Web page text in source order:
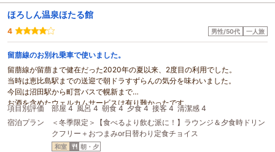
ほろしん温泉ほたる館
4 男性/50代 一人旅
留萠線のお別れ乗車で使いました。
留萠線が留萠まで健在だった2020年の夏以来、2度目の利用でした。
当時は恵比島駅までの送迎で朝ドラすずらんの気分を味わいました。
今回は沼田駅から町営バスで幌新まで
お酒を含めたウェルカムサービスは有り難かったです。
また、晩ごはんのときも、お酒を含むドリンクバーからつげるので助かりまし
た。
ただ、お米不足のご時世なのは仕方ないにせよ、ご飯の替えが有料なのはちょ
っと残念。一膳で抑えておきました。
項目別評価 部屋 4 風呂 4 朝食 4 夕食 4 接客 4 清潔感 4
宿泊プラン
＜冬季限定＞【食べるより飲む派に！】ラウンジ＆夕食時ドリン
クフリー＋おつまみor日替わり定食チョイス
和室 朝・夕